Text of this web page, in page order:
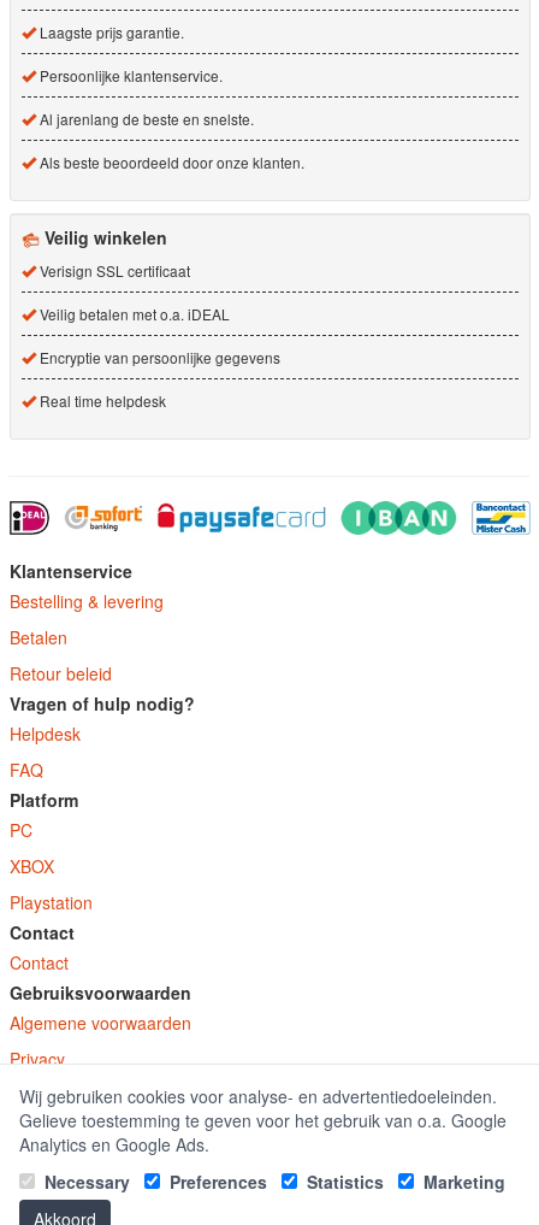
Laagste prijs garantie.
Persoonlijke klantenservice.
Al jarenlang de beste en snelste.
Als beste beoordeeld door onze klanten.
Veilig winkelen
Verisign SSL certificaat
Veilig betalen met o.a. iDEAL
Encryptie van persoonlijke gegevens
Real time helpdesk
Klantenservice
Bestelling & levering
Betalen
Retour beleid
Vragen of hulp nodig?
Helpdesk
FAQ
Platform
PC
XBOX
Playstation
Contact
Contact
Gebruiksvoorwaarden
Algemene voorwaarden
Privacy
© E-Keys B.V. 2026
GamekeyDiscounter.nl is onderdeel van E-Keys B.V. geregistreerd onder kamer
van koophandel nummer 150771.
Wij gebruiken cookies voor analyse- en advertentiedoeleinden.
Gelieve toestemming te geven voor het gebruik van o.a. Google
Analytics en Google Ads.
Necessary
Preferences Statistics
Marketing
Akkoord